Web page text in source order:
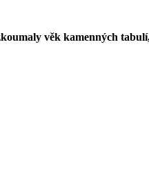
věk kamenných